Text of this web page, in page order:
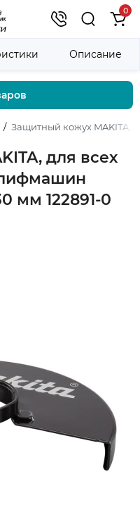
0
Защитный кожух MAKITA,
для всех
мм 122891-0
Описание